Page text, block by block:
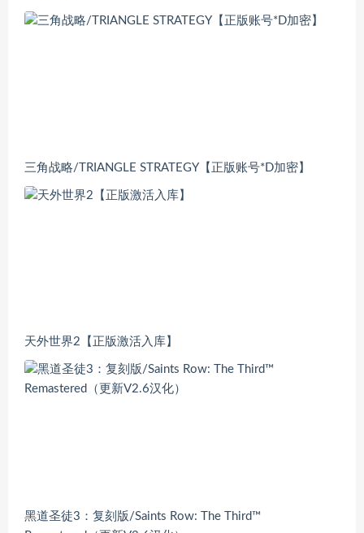
三角战略/TRIANGLE STRATEGY【正版账号*D加密】
天外世界2【正版激活入库】
黑道圣徒3：复刻版/Saints Row: The Third™